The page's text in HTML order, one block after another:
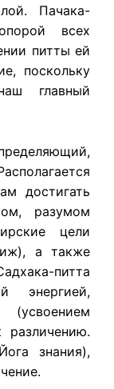
Пачака-
всех
питты ей
поскольку
главный
достигать
разумом
цели
а также
питта
энергией,
(усвоением
знания),